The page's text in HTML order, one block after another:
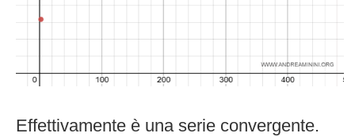
Effettivamente è una serie convergente.